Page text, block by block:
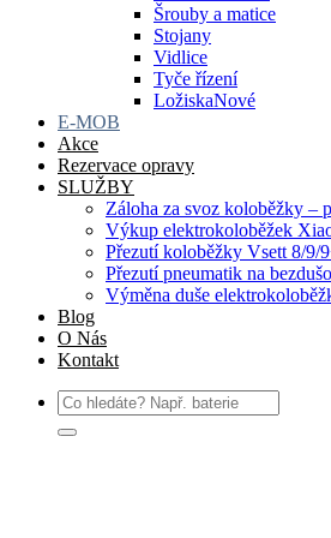
Šrouby a matice
Stojany
Vidlice
Tyče řízení
Ložiska
E-MOB
Akce
Rezervace opravy
SLUŽBY
Záloha za svoz koloběžky –
Výkup elektrokoloběžek
Přezutí koloběžky Vsett 8/9/
Přezutí pneumatik na
Výměna duše
Blog
O Nás
Kontakt
Hledat: